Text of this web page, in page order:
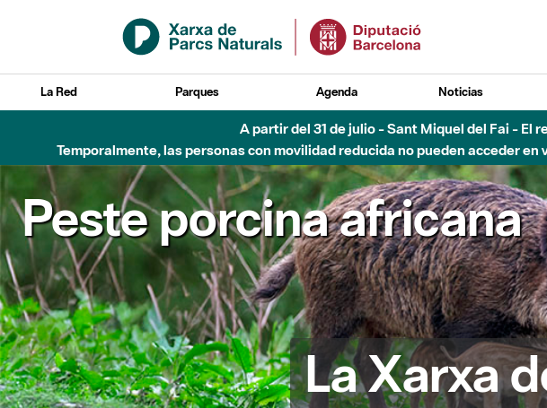
Saltar al contenido principal
La Red Parques Agenda Noticias
A partir del 31 de julio - Sant Miquel del Fai -
Temporalmente, las personas con movilidad reducida no pueden acceder
Peste porcina africana
La Xarxa